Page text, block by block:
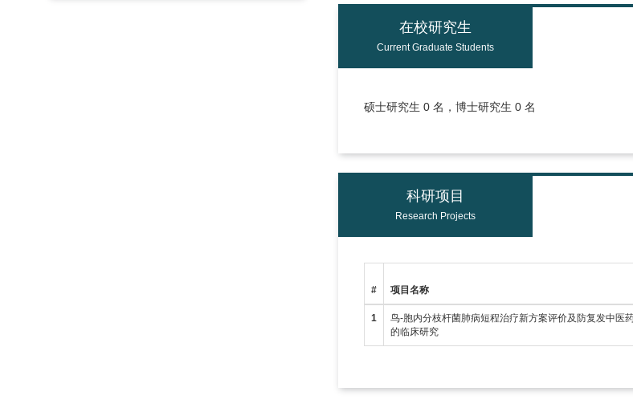
在校研究生
Current Graduate Students
硕士研究生 0 名，博士研究生 0 名
科研项目
Research Projects
# 项目名称
1
鸟-胞内分枝杆菌肺病短程治疗新方案评价及防复发中医
的临床研究